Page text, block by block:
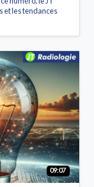
et les tendances
09:07